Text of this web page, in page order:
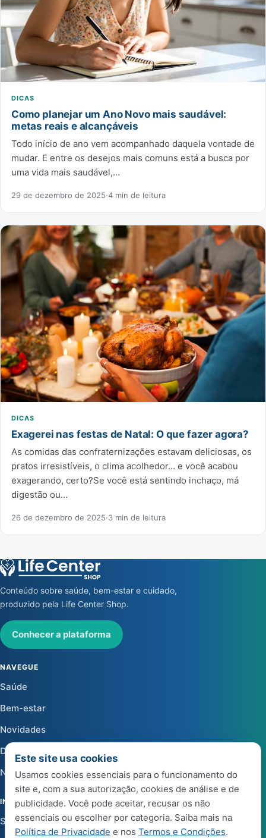
DICAS
Como planejar um Ano Novo mais saudável:
metas reais e alcançáveis
Todo início de ano vem acompanhado daquela vontade de
mudar. E entre os desejos mais comuns está a busca por
uma vida mais saudável,…
29 de dezembro de 2025·4 min de leitura
DICAS
Exagerei nas festas de Natal: O que fazer agora?
As comidas das confraternizações estavam deliciosas, os
pratos irresistíveis, o clima acolhedor… e você acabou
exagerando, certo?Se você está sentindo inchaço, má
digestão ou…
26 de dezembro de 2025·3 min de leitura
Conteúdo sobre saúde, bem-estar e cuidado,
produzido pela Life Center Shop.
Conhecer a plataforma
NAVEGUE
Saúde
Bem-estar
Novidades
Dicas
Notícias
INSTITUCIONAL
Sobre a Life Center Shop
Este site usa cookies
Usamos cookies essenciais para o funcionamento do
site e, com a sua autorização, cookies de análise e de
publicidade. Você pode aceitar, recusar os não
essenciais ou escolher por categoria. Saiba mais na
Política de Privacidade e nos Termos e Condições.